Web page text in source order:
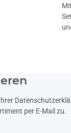
per E-Mail zu.